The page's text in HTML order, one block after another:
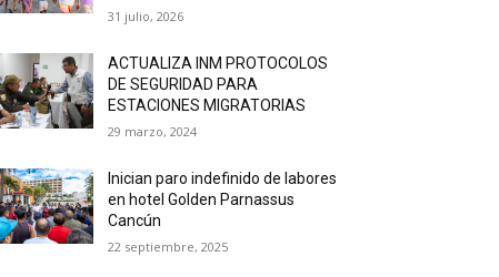
31 julio, 2026
ACTUALIZA INM PROTOCOLOS
DE SEGURIDAD PARA
ESTACIONES MIGRATORIAS
29 marzo, 2024
Inician paro indefinido de labores
en hotel Golden Parnassus
Cancún
22 septiembre, 2025